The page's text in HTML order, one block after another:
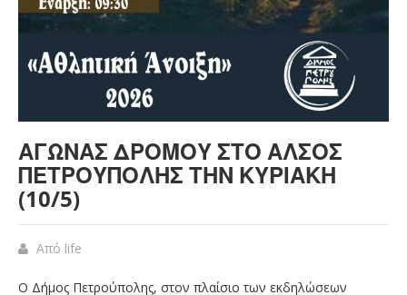
ΑΓΏΝΑΣ ΔΡΌΜΟΥ ΣΤΟ ΆΛΣΟΣ
ΠΕΤΡΟΎΠΟΛΗΣ ΤΗΝ ΚΥΡΙΑΚΉ
(10/5)
Από life
Ο Δήμος Πετρούπολης, στον πλαίσιο των εκδηλώσεων